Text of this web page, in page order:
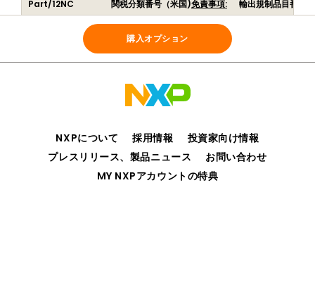
Part/12NC 関税分類番号（米国)免責事項:
輸出規制品目番号
DLA-568-PRO-LX
939100003753
999999
購入オプション
NXPについて 採用情報
投資家向け情報
プレスリリース、製品ニュース
お問い合わせ
MY NXPアカウントの特典